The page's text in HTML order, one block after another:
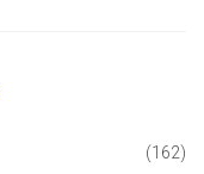
(162)